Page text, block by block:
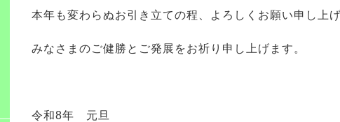
本年も変わらぬお引き立ての程、よろしくお願い申し上げ
みなさまのご健勝とご発展をお祈り申し上げます。
令和8年 元旦